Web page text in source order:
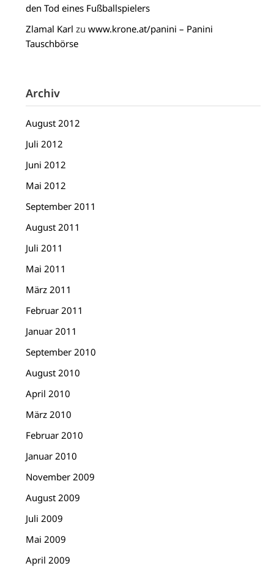
den Tod eines Fußballspielers
Zlamal Karl zuwww.krone.at/panini – Panini
Tauschbörse
Archiv
August 2012
Juli 2012
Juni 2012
Mai 2012
September 2011
August 2011
Juli 2011
Mai 2011
März 2011
Februar 2011
Januar 2011
September 2010
August 2010
April 2010
März 2010
Februar 2010
Januar 2010
November 2009
August 2009
Juli 2009
Mai 2009
April 2009